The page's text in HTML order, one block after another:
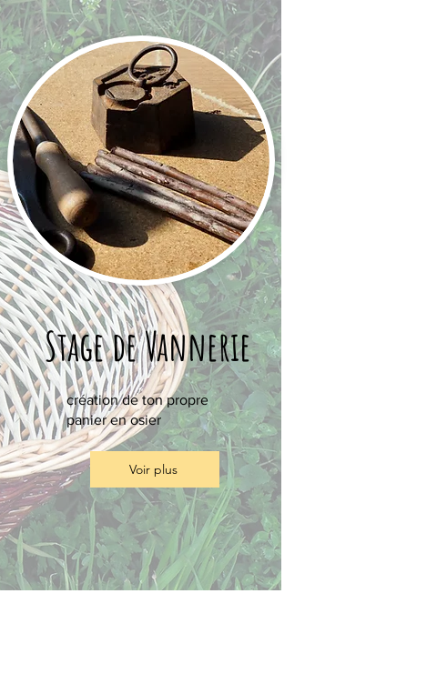
Stage de Vannerie
création de ton propre
panier en osier
Voir plus